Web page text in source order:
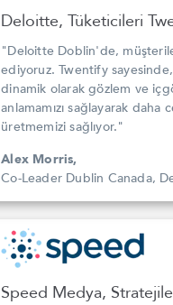
Deloitte, Tüketicileri
"Deloitte Doblin'de,
ediyoruz. Twentify sayesinde,
dinamik olarak gözlem ve
anlamamızı sağlayarak
üretmemizi sağlıyor."
Alex Morris,
Co-Leader Dublin Canada,
Speed Medya,